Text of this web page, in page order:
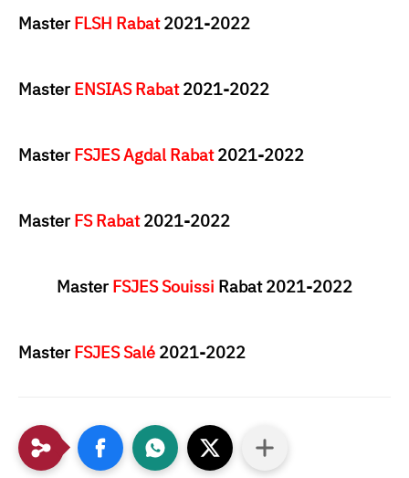
MasterFLSH Rabat2021-2022
MasterENSIAS Rabat2021-2022
MasterFSJES Agdal Rabat2021-2022
MasterFS Rabat2021-2022
MasterFSJES Souissi Rabat 2021-2022
MasterFSJES Salé2021-2022